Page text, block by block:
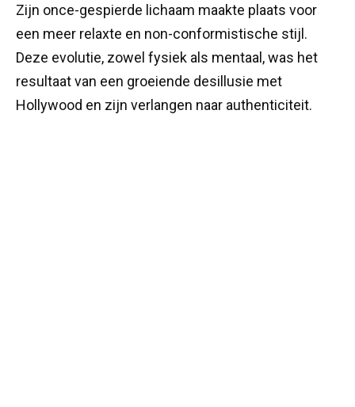
Zijn once-gespierde lichaam maakte plaats voor
een meer relaxte en non-conformistische stijl.
Deze evolutie, zowel fysiek als mentaal, was het
resultaat van een groeiende desillusie met
Hollywood en zijn verlangen naar authenticiteit.